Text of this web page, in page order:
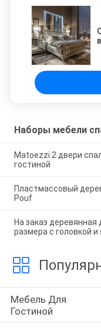
Наборы мебели
Matoezzi 2 двери
гостиной
Пластмассовый
Pouf
На заказ деревянная
размера с головкой
Мебель Для
Гостиной